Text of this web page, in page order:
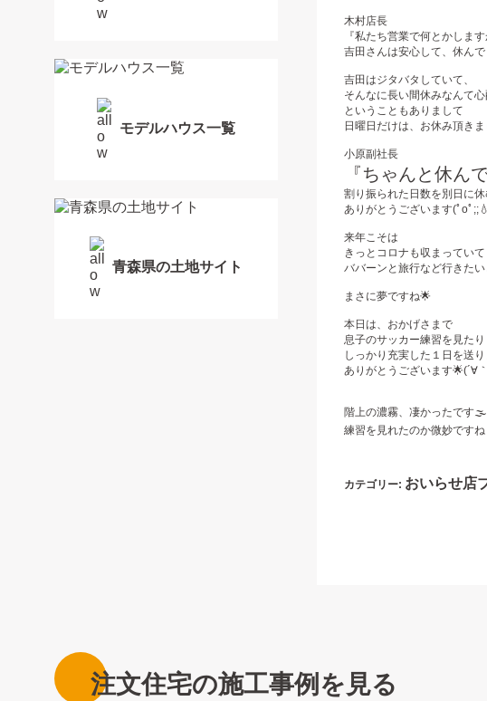
モデルハウス一覧
青森県の土地サイト
木村店長
『私たち営業で何とかします
吉田さんは安心して、休んで
吉田はジタバタしていて、
そんなに長い間休みなんて心
ということもありまして
日曜日だけは、お休み頂きま
小原副社長
『ちゃんと休ん
割り振られた日数を別日に休
ありがとうございます(ﾟoﾟ;;💧
来年こそは
きっとコロナも収まっていて
ババーンと旅行など行きた
まさに夢ですね🌟
本日は、おかげさまで
息子のサッカー練習を見たり
しっかり充実した１日を送
ありがとうございます🌟(´∀
階上の濃霧、凄かったです🌫
練習を見れたのか微妙ですね
カテゴリー: おいらせ店
注文住宅の施工事例を見る